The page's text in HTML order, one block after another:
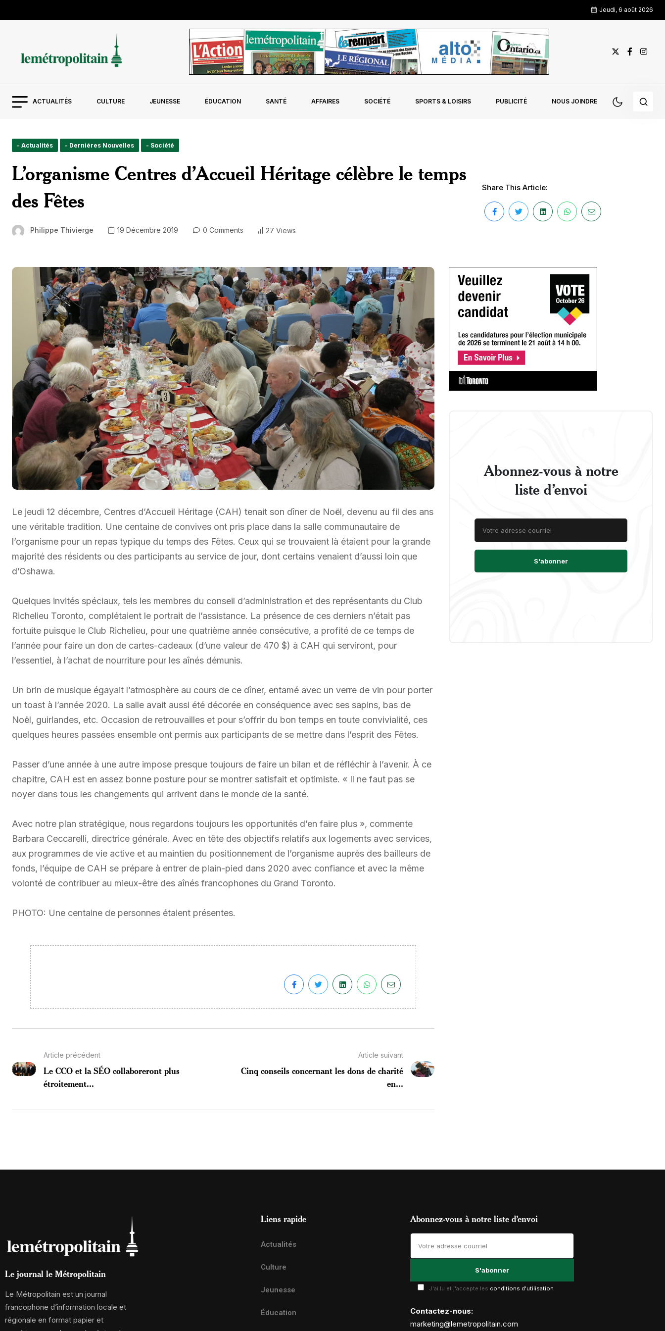
Jeudi, 6 août 2026
ACTUALITÉS CULTURE JEUNESSE ÉDUCATION SANTÉ AFFAIRES SOCIÉTÉ SPORTS & LOISIRS PUBLICITÉ NOUS JOINDRE
- Actualités - Derniéres Nouvelles - Société
L’organisme Centres d’Accueil Héritage célèbre le temps
des Fêtes
Philippe Thivierge 19 Décembre 2019 0 Comments 27 Views
Share This Article:
Le jeudi 12 décembre, Centres d’Accueil Héritage (CAH) tenait son dîner de Noël, devenu au fil des ans
une véritable tradition. Une centaine de convives ont pris place dans la salle communautaire de
l’organisme pour un repas typique du temps des Fêtes. Ceux qui se trouvaient là étaient pour la grande
majorité des résidents ou des participants au service de jour, dont certains venaient d’aussi loin que
d’Oshawa.
Quelques invités spéciaux, tels les membres du conseil d’administration et des représentants du Club
Richelieu Toronto, complétaient le portrait de l’assistance. La présence de ces derniers n’était pas
fortuite puisque le Club Richelieu, pour une quatrième année consécutive, a profité de ce temps de
l’année pour faire un don de cartes-cadeaux (d’une valeur de 470 $) à CAH qui serviront, pour
l’essentiel, à l’achat de nourriture pour les aînés démunis.
Un brin de musique égayait l’atmosphère au cours de ce dîner, entamé avec un verre de vin pour porter
un toast à l’année 2020. La salle avait aussi été décorée en conséquence avec ses sapins, bas de
Noël, guirlandes, etc. Occasion de retrouvailles et pour s’offrir du bon temps en toute convivialité, ces
quelques heures passées ensemble ont permis aux participants de se mettre dans l’esprit des Fêtes.
Passer d’une année à une autre impose presque toujours de faire un bilan et de réfléchir à l’avenir. À ce
chapitre, CAH est en assez bonne posture pour se montrer satisfait et optimiste. « Il ne faut pas se
noyer dans tous les changements qui arrivent dans le monde de la santé.
Avec notre plan stratégique, nous regardons toujours les opportunités d’en faire plus », commente
Barbara Ceccarelli, directrice générale. Avec en tête des objectifs relatifs aux logements avec services,
aux programmes de vie active et au maintien du positionnement de l’organisme auprès des bailleurs de
fonds, l’équipe de CAH se prépare à entrer de plain-pied dans 2020 avec confiance et avec la même
volonté de contribuer au mieux-être des aînés francophones du Grand Toronto.
PHOTO: Une centaine de personnes étaient présentes.
Article précédent
Le CCO et la SÉO collaboreront plus
étroitement...
Article suivant
Cinq conseils concernant les dons de charité
en...
Abonnez-vous à notre
liste d’envoi
Le journal le Métropolitain
Le Métropolitain est un journal
francophone d’information locale et
régionale en format papier et
Liens rapide
Actualités
Culture
Jeunesse
Éducation
Abonnez-vous à notre liste d’envoi
J'ai lu et j'accepte les conditions d'utilisation
Contactez-nous:
marketing@lemetropolitain.com